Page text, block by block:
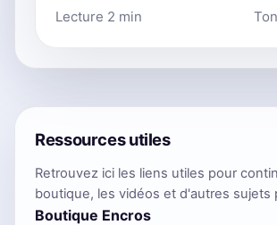
Lecture 2 min
Ressources utiles
Retrouvez ici les liens utiles pour
boutique, les vidéos et d'autres sujets
Boutique Encros